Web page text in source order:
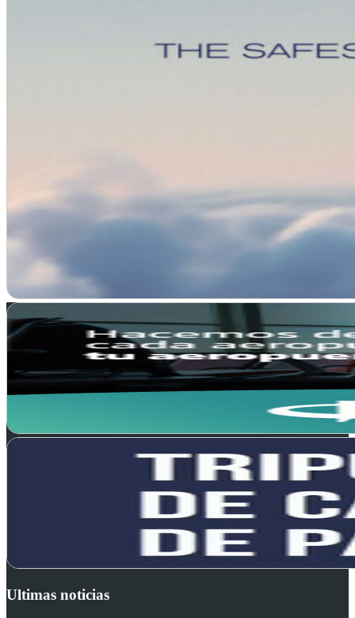
Ultimas noticias